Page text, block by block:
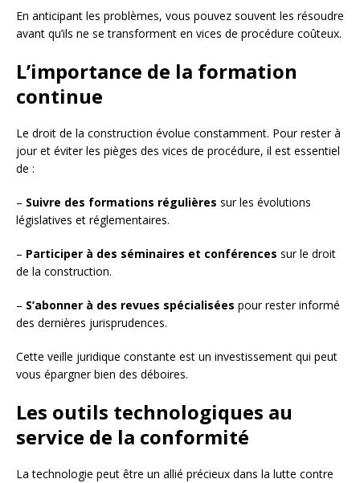
En anticipant les problèmes, vous pouvez souvent les résoudre
avant qu’ils ne se transforment en vices de procédure coûteux.
L’importance de la formation
continue
Le droit de la construction évolue constamment. Pour rester à
jour et éviter les pièges des vices de procédure, il est essentiel
de :
– Suivre des formations régulières sur les évolutions
législatives et réglementaires.
– Participer à des séminaires et conférences sur le droit
de la construction.
– S’abonner à des revues spécialisées pour rester informé
des dernières jurisprudences.
Cette veille juridique constante est un investissement qui peut
vous épargner bien des déboires.
Les outils technologiques au
service de la conformité
La technologie peut être un allié précieux dans la lutte contre